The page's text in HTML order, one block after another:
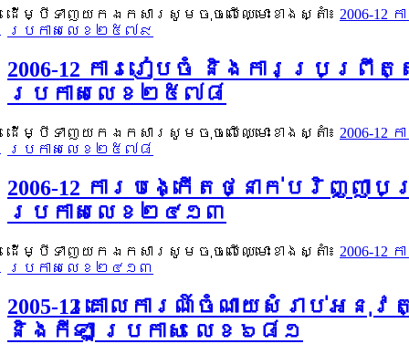
ដើម្បីទាញយកឯកសារសូមចុចលើឈ្មោះខាងស្តាំ៖ 2006-
ប្រកាសលេខ២៥៧៩
2006-12 ការរៀបចំ និងការប្រ
ប្រកាសលេខ២៥៧៨
ដើម្បីទាញយកឯកសារសូមចុចលើឈ្មោះខាងស្តាំ៖ 2006-
ប្រកាសលេខ២៥៧៨
2006-12 ការបង្កើតថ្នាក់បរិញ្ញ
ប្រកាសលេខ២៤១៣
ដើម្បីទាញយកឯកសារសូមចុចលើឈ្មោះខាងស្តាំ៖ 2006-
ប្រកាសលេខ២៤១៣
2005-12 គោលការណ៍ចំណាយសំរាប់
និងកីឡា ប្រកាស លេខ៦៨១